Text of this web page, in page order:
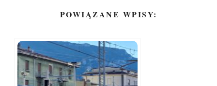
POWIĄZANE WPISY: